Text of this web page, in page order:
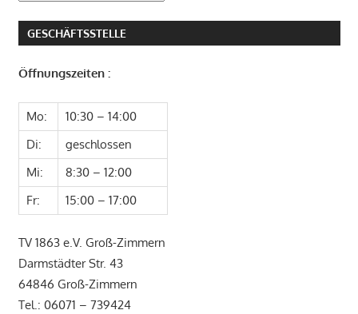
den
GESCHÄFTSSTELLE
Öffnungszeiten :
Mo:
10:30 – 14:00
Di:
geschlossen
Mi:
8:30 – 12:00
Fr:
15:00 – 17:00
TV 1863 e.V. Groß-Zimmern
Darmstädter Str. 43
64846 Groß-Zimmern
Tel.: 06071 – 739424